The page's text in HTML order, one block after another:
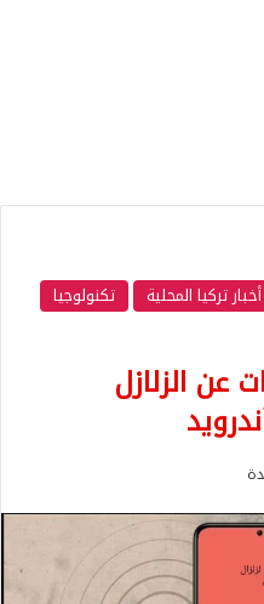
أخبار تركيا المحلية
تكنولوجيا
عن الزلازل